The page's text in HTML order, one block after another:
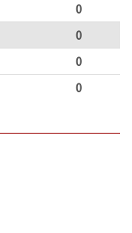
0
0
0
0